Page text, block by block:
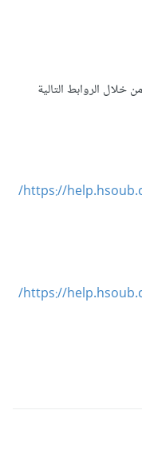
الروابط التالية
https://
https://